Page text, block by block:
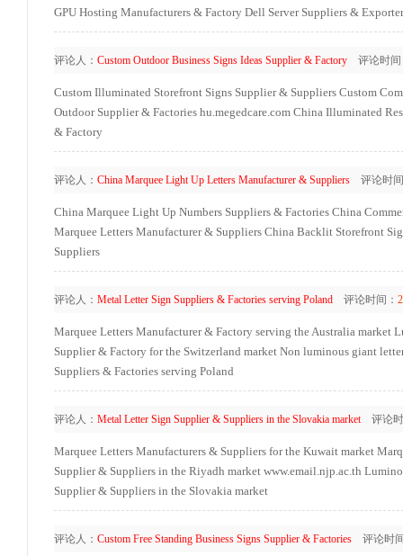
GPU Hosting Manufacturers & Factory Dell Server Suppliers &
评论人： Custom Outdoor Business Signs Ideas Supplier & Factory 评论时间
Custom Illuminated Storefront Signs Supplier & Suppliers Custom
Outdoor Supplier & Factories hu.megedcare.com China Illuminated
& Factory
评论人： China Marquee Light Up Letters Manufacturer & Suppliers 评论时
China Marquee Light Up Numbers Suppliers & Factories China
Marquee Letters Manufacturer & Suppliers China Backlit Storefront
Suppliers
评论人： Metal Letter Sign Suppliers & Factories serving Poland 评论时间：
Marquee Letters Manufacturer & Factory serving the Australia market
Supplier & Factory for the Switzerland market Non luminous giant
Suppliers & Factories serving Poland
评论人： Metal Letter Sign Supplier & Suppliers in the Slovakia market评论时
Marquee Letters Manufacturers & Suppliers for the Kuwait market
Supplier & Suppliers in the Riyadh market www.email.njp.ac.th
Supplier & Suppliers in the Slovakia market
评论人： Custom Free Standing Business Signs Supplier & Factories 评论时